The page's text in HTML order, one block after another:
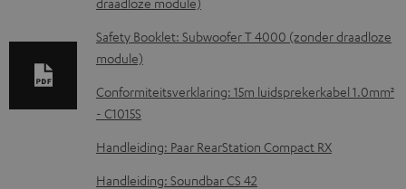
o
a
d
d
o
c
u
Safety Booklet: Subwoofer T 4000 (zonder draadloze
module)
Conformiteitsverklaring: 15m luidsprekerkabel 1.0mm²
- C1015S
Handleiding: Paar RearStation Compact RX
Handleiding: Soundbar CS 42